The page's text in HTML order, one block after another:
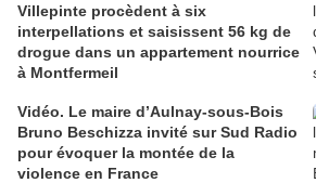
Villepinte procèdent à six
interpellations et saisissent 56 kg de
drogue dans un appartement nourrice
à Montfermeil
Vidéo. Le maire d’Aulnay-sous-Bois
Bruno Beschizza invité sur Sud Radio
pour évoquer la montée de la
violence en France